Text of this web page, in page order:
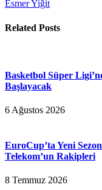
Esmer Yiğit
Related Posts
Basketbol Süper
Başlayacak
6 Ağustos 2026
EuroCup’ta Yeni
Telekom’un Rakipleri
8 Temmuz 2026